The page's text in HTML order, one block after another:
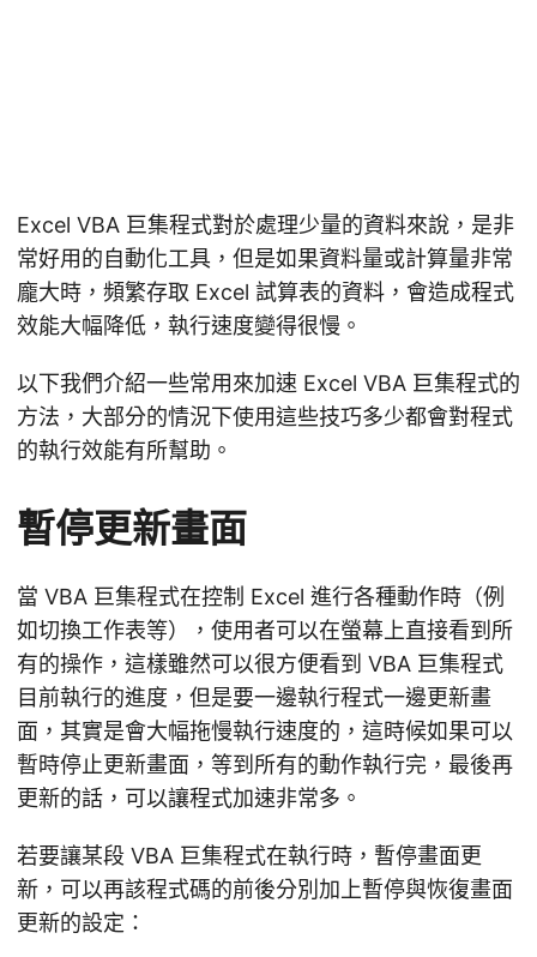
Excel VBA 巨集程式對於處理少量的資料來說，是非
常好用的自動化工具，但是如果資料量或計算量非常
龐大時，頻繁存取 Excel 試算表的資料，會造成程式
效能大幅降低，執行速度變得很慢。
以下我們介紹一些常用來加速 Excel VBA 巨集程式的
方法，大部分的情況下使用這些技巧多少都會對程式
的執行效能有所幫助。
暫停更新畫面
當 VBA 巨集程式在控制 Excel 進行各種動作時（例
如切換工作表等），使用者可以在螢幕上直接看到所
有的操作，這樣雖然可以很方便看到 VBA 巨集程式
目前執行的進度，但是要一邊執行程式一邊更新畫
面，其實是會大幅拖慢執行速度的，這時候如果可以
暫時停止更新畫面，等到所有的動作執行完，最後再
更新的話，可以讓程式加速非常多。
若要讓某段 VBA 巨集程式在執行時，暫停畫面更
新，可以再該程式碼的前後分別加上暫停與恢復畫面
更新的設定：